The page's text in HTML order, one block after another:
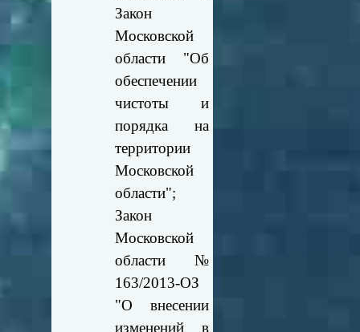
Закон
Московской
области "Об
обеспечении
чистоты и
порядка на
территории
Московской
области";
Закон
Московской
области №
163/2013-ОЗ
"О внесении
изменений в